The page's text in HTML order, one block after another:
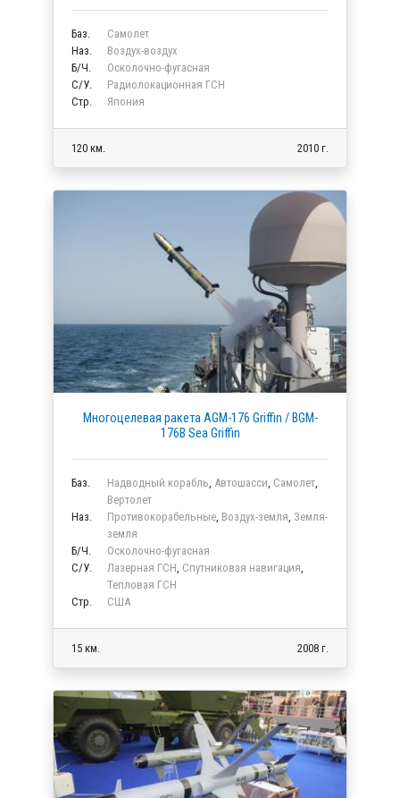
Баз.
Самолет
Наз.
Воздух-воздух
Б/Ч.
Осколочно-фугасная
C/У.
Радиолокационная ГСН
Стр.
Япония
120 км. 2010 г.
Многоцелевая ракета AGM-176 Griffin / BGM-
176B Sea Griffin
Баз. Надводный корабль Автошасси Самолет
Вертолет
Наз.
Противокорабельные Воздух-земля Земля-
земля
Б/Ч.
Осколочно-фугасная
C/У.
Лазерная ГСН Спутниковая навигация
Тепловая ГСН
Стр.
США
15 км. 2008 г.